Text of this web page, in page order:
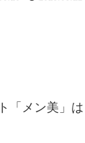
「メン美」は